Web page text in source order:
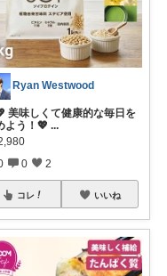
Ryan Westwood
美味しくて健康的な毎日を
よう！💖 ...
0 2
コレ いいね